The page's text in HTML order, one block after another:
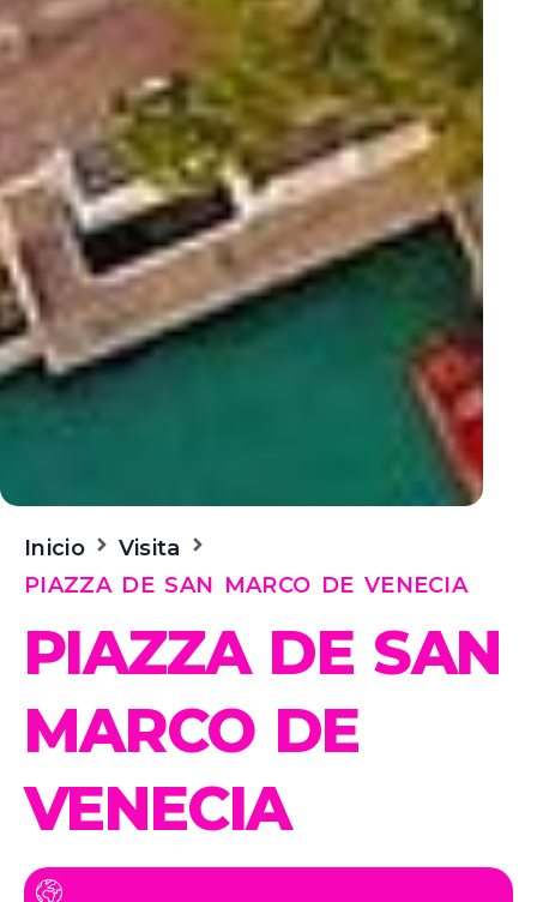
Inicio
Visita
PIAZZA DE SAN MARCO DE VENECIA
PIAZZA DE SAN
MARCO DE
VENECIA